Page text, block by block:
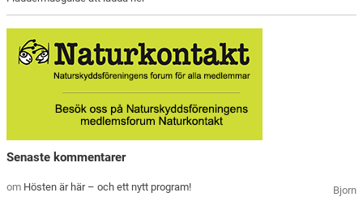
Senaste kommentarer
Bjorn
om Hösten är här – och ett nytt program!